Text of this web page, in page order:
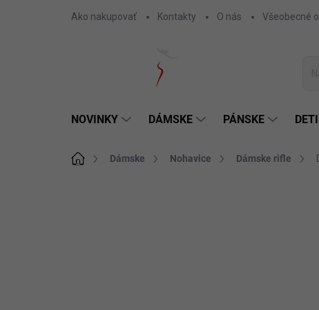
Ako nakupovať Kontakty O nás Všeobecné
NOVINKY DÁMSKE PÁNSKE DETI
DomovDámske Nohavice Dámske rifle